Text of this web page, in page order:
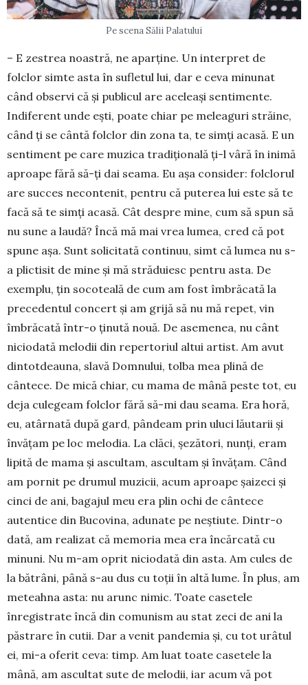
Pe scena Sălii Palatului
– E zestrea noastră, ne aparţine. Un interpret de
folclor simte asta în sufletul lui, dar e ceva minunat
când observi că şi publicul are aceleaşi sentimente.
Indife­rent unde eşti, poate chiar pe meleaguri stră­i­ne,
când ţi se cântă folclor din zona ta, te simţi aca­să. E un
sentiment pe care muzica tradiţională ţi-l vâră în inimă
aproape fără să-ţi dai seama. Eu aşa con­si­der: folclorul
are succes necontenit, pentru că pu­terea lui este să te
facă să te simţi acasă. Cât des­pre mine, cum să spun să
nu sune a laudă? Încă mă mai vrea lumea, cred că pot
spune aşa. Sunt solici­ta­tă continuu, simt că lumea nu s-
a plictisit de mine și mă străduiesc pentru asta. De
exemplu, ţin soco­tea­lă de cum am fost îmbrăcată la
precedentul concert și am grijă să nu mă repet, vin
îmbrăcată într-o ți­nu­tă nouă. De asemenea, nu cânt
niciodată me­lo­dii din repertoriul altui artist. Am avut
din­tot­deauna, slavă Domnului, tolba mea plină de
cânte­ce. De mi­că chiar, cu mama de mână peste tot, eu
deja cule­geam folclor fără să-mi dau seama. Era horă,
eu, atârnată după gard, pândeam prin uluci lăutarii şi
învăţam pe loc melodia. La clăci, şezători, nunţi, eram
lipită de mama şi ascultam, ascultam şi învăţam. Când
am pornit pe drumul muzicii, acum aproape şaizeci şi
cinci de ani, bagajul meu era plin ochi de cântece
autentice din Bucovina, adunate pe neştiute. Dintr-o
dată, am realizat că memoria mea era încărcată cu
minuni. Nu m-am oprit niciodată din asta. Am cules de
la bătrâni, până s-au dus cu toţii în altă lume. În plus, am
meteahna asta: nu arunc nimic. Toate casetele
înregistrate încă din co­mu­nism au stat zeci de ani la
păstrare în cutii. Dar a venit pandemia şi, cu tot urâtul
ei, mi-a oferit ce­va: timp. Am luat toate casetele la
mână, am ascul­tat sute de melodii, iar acum vă pot